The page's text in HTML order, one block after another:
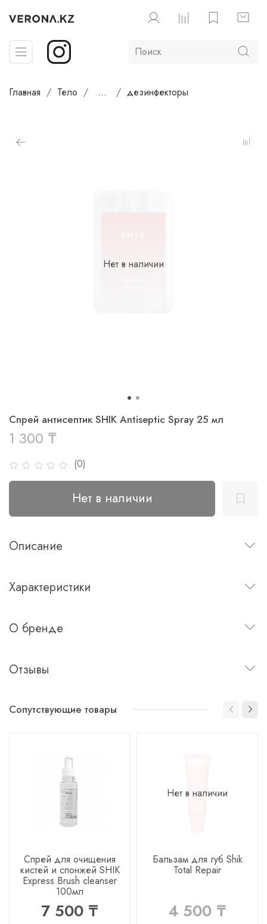
Главная Тело ... дезинфекторы
Нет в наличии
(0)
Спрей антисептик SHIK Antiseptic Spray 25 мл
1 300 ₸
Нет в наличии
Описание
Характеристики
О бренде
Отзывы
Сопутствующие товары
Спрей для очищения
кистей и спонжей SHIK
Express Brush cleanser
100мл
7 500 ₸
Нет в наличии
Бальзам для губ Shik
Total Repair
4 500 ₸